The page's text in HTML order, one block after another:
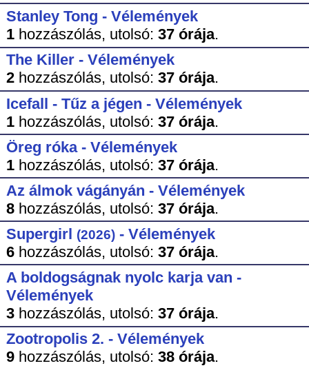
Stanley Tong - Vélemények
1hozzászólás, utolsó: 37 órája.
The Killer - Vélemények
2hozzászólás, utolsó: 37 órája.
Icefall - Tűz a jégen - Vélemények
1hozzászólás, utolsó: 37 órája.
Öreg róka - Vélemények
1hozzászólás, utolsó: 37 órája.
Az álmok vágányán - Vélemények
8hozzászólás, utolsó: 37 órája.
Supergirl (2026)- Vélemények
6hozzászólás, utolsó: 37 órája.
A boldogságnak nyolc karja van -
Vélemények
3hozzászólás, utolsó: 37 órája.
Zootropolis 2. - Vélemények
9hozzászólás, utolsó: 38 órája.